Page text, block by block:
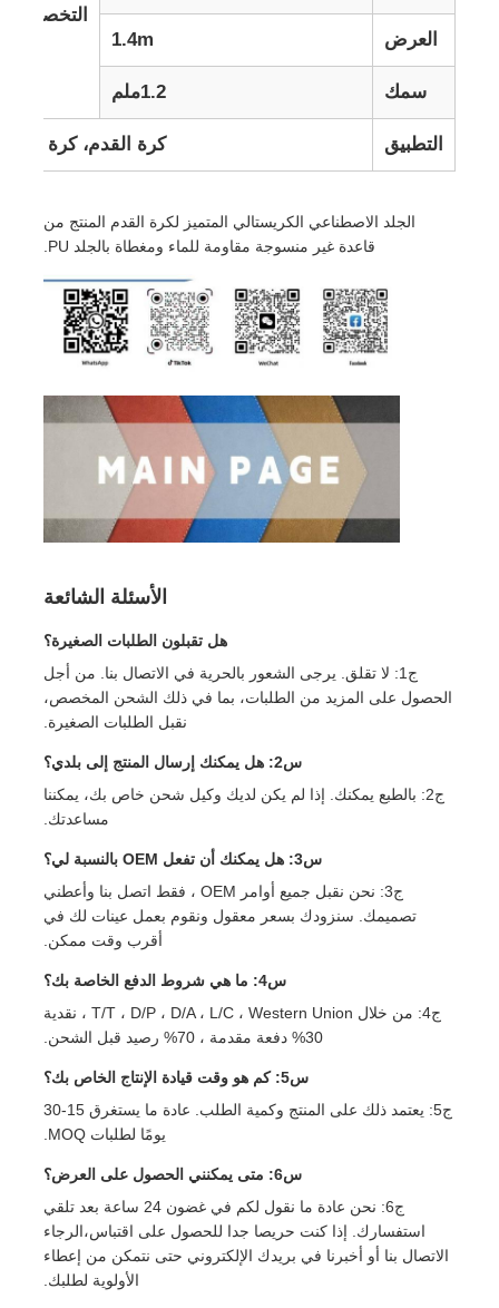
التخصيص
العرض
1.4m
سمك 1.2ملم
التطبيق كرة القدم، كرة
الجلد الاصطناعي الكريستالي المتميز لكرة القدم المنتج من
قاعدة غير منسوجة مقاومة للماء ومغطاة بالجلد PU.
الأسئلة الشائعة
هل تقبلون الطلبات الصغيرة؟
ج1: لا تقلق. يرجى الشعور بالحرية في الاتصال بنا. من أجل
الحصول على المزيد من الطلبات، بما في ذلك الشحن المخصص،
نقبل الطلبات الصغيرة.
س2: هل يمكنك إرسال المنتج إلى بلدي؟
ج2: بالطبع يمكنك. إذا لم يكن لديك وكيل شحن خاص بك، يمكننا
مساعدتك.
س3: هل يمكنك أن تفعل OEM بالنسبة لي؟
ج3: نحن نقبل جميع أوامر OEM ، فقط اتصل بنا وأعطني
تصميمك. سنزودك بسعر معقول ونقوم بعمل عينات لك في
أقرب وقت ممكن.
س4: ما هي شروط الدفع الخاصة بك؟
ج4: من خلال T/T ، D/P ، D/A ، L/C ، Western Union ، نقدية
30% دفعة مقدمة ، 70% رصيد قبل الشحن.
س5: كم هو وقت قيادة الإنتاج الخاص بك؟
ج5: يعتمد ذلك على المنتج وكمية الطلب. عادة ما يستغرق 15-30
يومًا لطلبات MOQ.
س6: متى يمكنني الحصول على العرض؟
ج6: نحن عادة ما نقول لكم في غضون 24 ساعة بعد تلقي
استفسارك. إذا كنت حريصا جدا للحصول على اقتباس،الرجاء
الاتصال بنا أو أخبرنا في بريدك الإلكتروني حتى نتمكن من إعطاء
الأولوية لطلبك.